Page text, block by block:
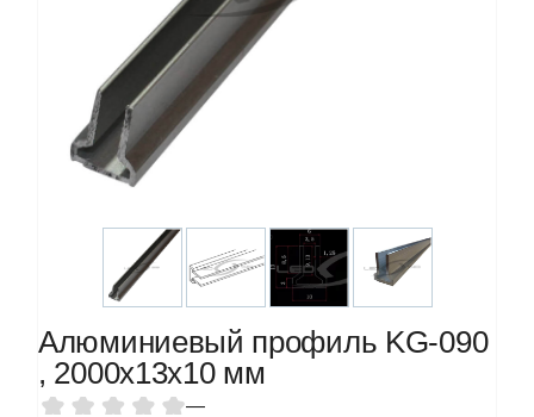
Алюминиевый профиль KG-090
, 2000х13х10 мм
—